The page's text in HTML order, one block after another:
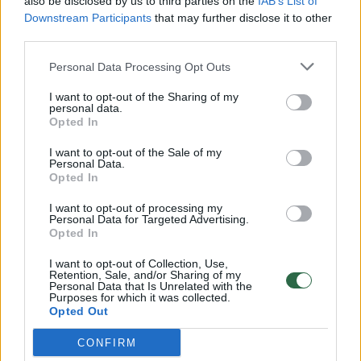
Downstream Participants that may further disclose it to other
Personal Data Processing Opt Outs
I want to opt-out of the Sharing of my
personal data.
Opted In
I want to opt-out of the Sale of my
Personal Data.
Opted In
I want to opt-out of processing my
Personal Data for Targeted Advertising.
Opted In
I want to opt-out of Collection, Use,
Retention, Sale, and/or Sharing of my
Personal Data that Is Unrelated with the
Purposes for which it was collected.
Opted Out
CONFIRM
Žinios | Lietuvos diena
Žinios | Orai
00:15:54
V. Zalužno pasisakymą laiko bandymu įsitvirtinti
Ukrainos politikoje: jis yra neteisus
Laidos | Nauja diena
Nufilmavo, kaip patvino Vilniaus Vakarinis aplinkkelis:
vaizdas pribloškia
Žinios | Lietuvos diena